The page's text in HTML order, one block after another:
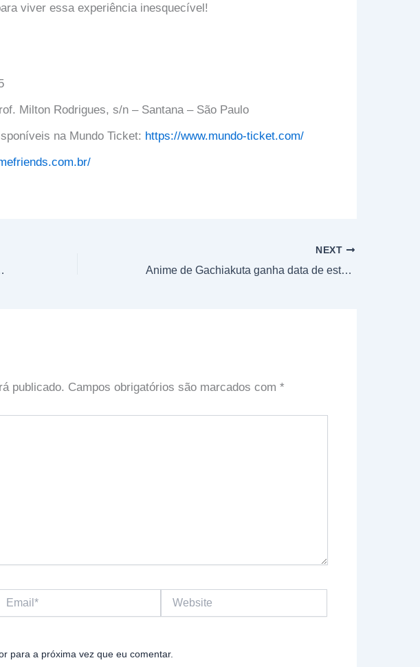
viver essa experiência inesquecível!
Milton Rodrigues, s/n – Santana – São Paulo
na Mundo Ticket: https://www.mundo-ticket.com/
série live-action
NEXT
Anime de Gachiakuta ganha data de estreia oficial e terá pré-estreia no Anime Friends
publicado. Campos obrigatórios são marcados com *
Website
para a próxima vez que eu comentar.